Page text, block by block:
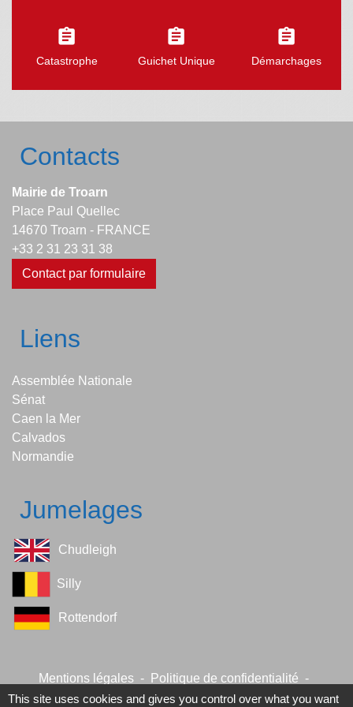
assignment
Catastrophe
assignment
Guichet Unique
assignment
Démarchages
Contacts
Mairie de Troarn
Place Paul Quellec
14670 Troarn - FRANCE
+33 2 31 23 31 38
Contact par formulaire
Liens
Assemblée Nationale
Sénat
Caen la Mer
Calvados
Normandie
Jumelages
Chudleigh
Silly
Rottendorf
Mentions légales - Politique de confidentialité -
Accessibilité - Plan du site - Gestion des cookies
This site uses cookies and gives you control over what you want